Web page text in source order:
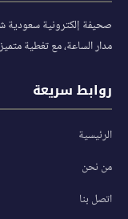
صحيفة إلكترونية سعودية
مدار الساعة، مع تغطية
روابط سريعة
الرئيسية
من نحن
اتصل بنا